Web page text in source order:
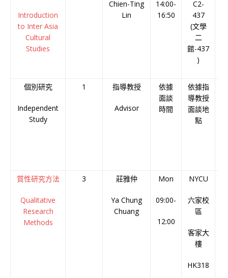
Introduction
to Inter Asia
Cultural
Studies
Chien-Ting
Lin
14:00-
16:50
C2-
437
(文學
二
館-437
)
個別研究
Independent
Study
1 指導教授
Advisor
依據
面談
時間
依據指
導教授
面談地
點
質性研究方法
Qualitative
Research
Methods
3 莊雅仲
Ya Chung
Chuang
Mon
09:00-
12:00
NYCU
六家校
區
客家大
樓
HK318